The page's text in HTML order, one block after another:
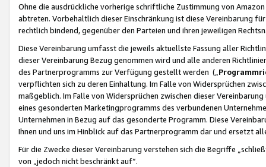
Ohne die ausdrückliche vorherige schriftliche Zustimmung von
abtreten. Vorbehaltlich dieser Einschränkung ist diese Vereinbarung
rechtlich bindend, gegenüber den Parteien und ihren jeweiligen
Diese Vereinbarung umfasst die jeweils aktuellste Fassung aller
dieser Vereinbarung Bezug genommen wird und alle anderen
des Partnerprogramms zur Verfügung gestellt werden („
verpflichten sich zu deren Einhaltung. Im Falle von Widersprüchen
maßgeblich. Im Falle von Widersprüchen zwischen dieser
eines gesonderten Marketingprogramms des verbundenen
Unternehmen in Bezug auf das gesonderte Programm. Diese
Ihnen und uns im Hinblick auf das Partnerprogramm dar und ersetzt
Für die Zwecke dieser Vereinbarung verstehen sich die Begriffe
von „jedoch nicht beschränkt auf“.